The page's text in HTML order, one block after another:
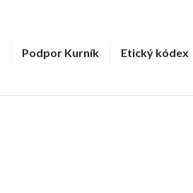
Podpor Kurník
Etický kódex